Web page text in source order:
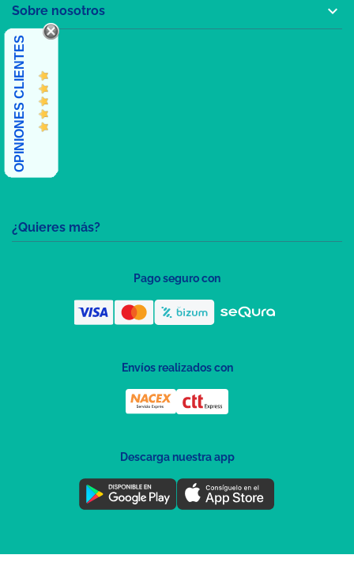
¿Quieres más?
Sobre nosotros 
OPINIONES CLIENTES
Pago seguro con
Envíos realizados con
Descarga nuestra app